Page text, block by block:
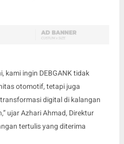
kami ingin DEBGANK tidak
otomotif, tetapi juga
digital di kalangan
ujar Azhari Ahmad, Direktur
tertulis yang diterima